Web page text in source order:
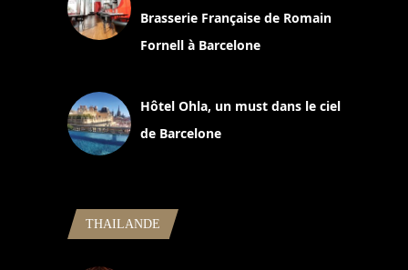
Brasserie Française de Romain
Fornell à Barcelone
Hôtel Ohla, un must dans le ciel
de Barcelone
THAILANDE